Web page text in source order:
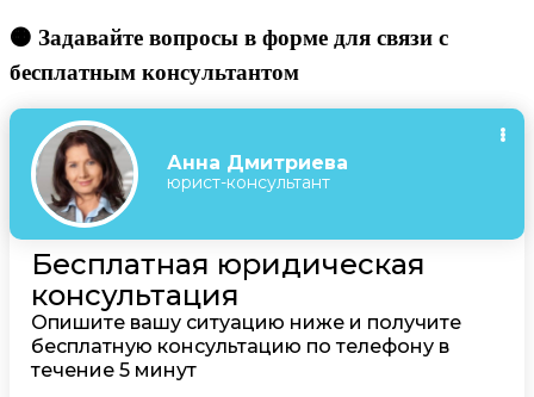
🟠 Задавайте вопросы в форме для связи с
бесплатным консультантом